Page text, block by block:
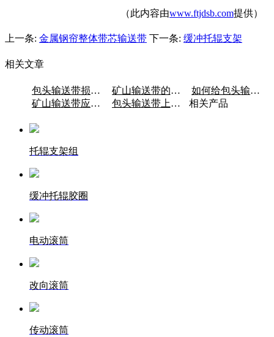
（此内容由www.ftjdsb.com提供）
上一条: 金属钢帘整体带芯输送带 下一条: 缓冲托辊支架
相关文章
包头输送带损坏的形式和原因 矿山输送带的概况
如何给包头输送带着色？
矿山输送带应满足的基本条件
包头输送带上方不跑偏，下方跑偏是什么原因？ 相关产品
托辊支架组
缓冲托辊胶圈
电动滚筒
改向滚筒
传动滚筒